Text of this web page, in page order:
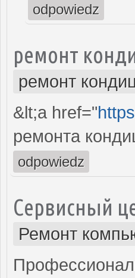
odpowiedz
ремонт
ремонт
&lt;a href="
ремонта
odpowiedz
Сервисный
Ремонт